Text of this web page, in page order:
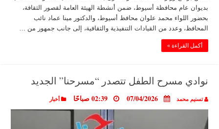
بديوان عام محافظة أسيوط، ضمن أنشطة الهيئة العامة لقصور الثقافة،
بحضور اللواء محمد علوان محافظ أسيوط، والدكتور مينا عماد نائب
المحافظ، وعدد من القيادات التنفيذية والثقافية، إلى جانب جمهور من …
أكمل القراءة »
نوادي مسرح الطفل تتصدر “مسرحنا” الجديد
تسنيم محمد 07/04/2026 02:39 صباحًا أخبار